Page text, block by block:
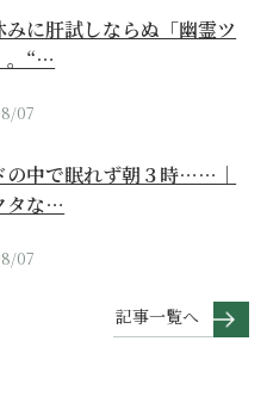
みに肝試しならぬ「幽霊ツ
。“…
07
の中で眠れず朝３時……｜
タな…
07
記事一覧へ